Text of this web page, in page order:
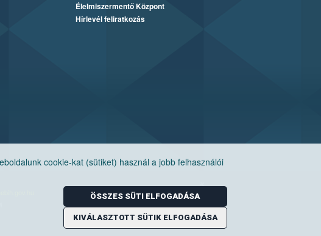
cookie-kat (sütiket) használ a jobb felhasználói
ÖSSZES SÜTI ELFOGADÁSA
KIVÁLASZTOTT SÜTIK ELFOGADÁSA
Élelmiszermentő Központ
Hírlevél feliratkozás